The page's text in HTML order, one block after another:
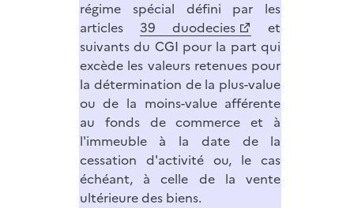
régime spécial défini par les
articles 39 duodecies
et
suivants du CGI pour la part qui
excède les valeurs retenues pour
la détermination de la plus-value
ou de la moins-value afférente
au fonds de commerce et à
l'immeuble à la date de la
cessation d'activité ou, le cas
échéant, à celle de la vente
ultérieure des biens.